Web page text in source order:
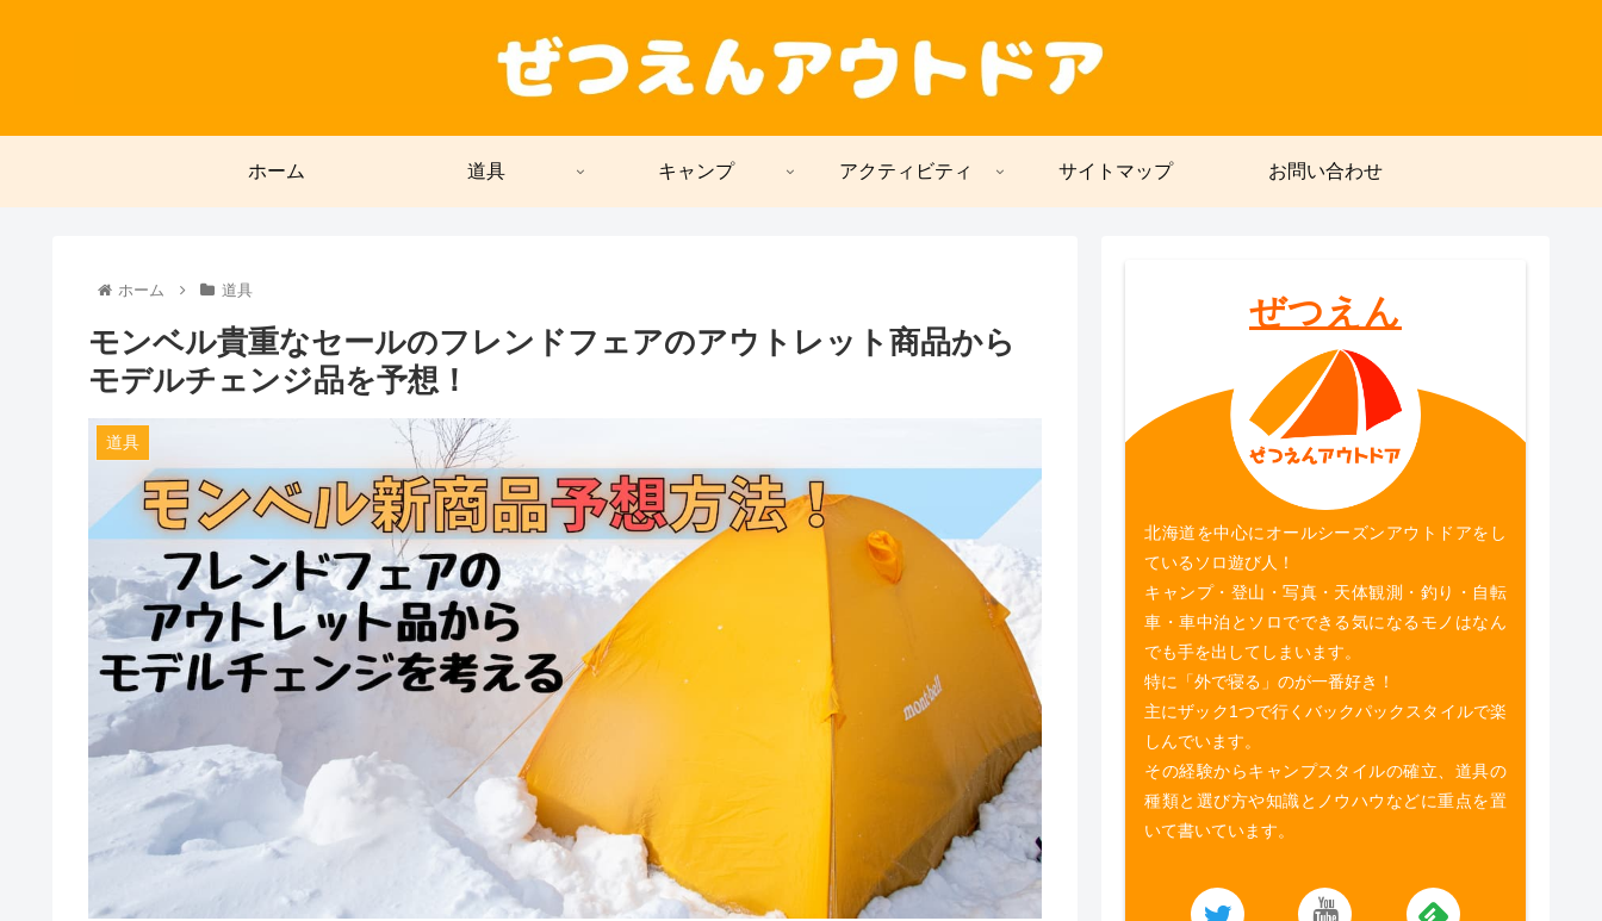
ホーム 道具 キャンプ アクティビティ サイトマップ お問い合わせ
ホーム 道具
モンベル貴重なセールのフレンドフェアのアウトレット商品から
モデルチェンジ品を予想！
道具
ぜつえん
北海道を中心にオールシーズンアウトドアをし
ているソロ遊び人！
キャンプ・登山・写真・天体観測・釣り・自転
車・車中泊とソロでできる気になるモノはなん
でも手を出してしまいます。
特に「外で寝る」のが一番好き！
主にザック1つで行くバックパックスタイルで楽
しんでいます。
その経験からキャンプスタイルの確立、道具の
種類と選び方や知識とノウハウなどに重点を置
いて書いています。